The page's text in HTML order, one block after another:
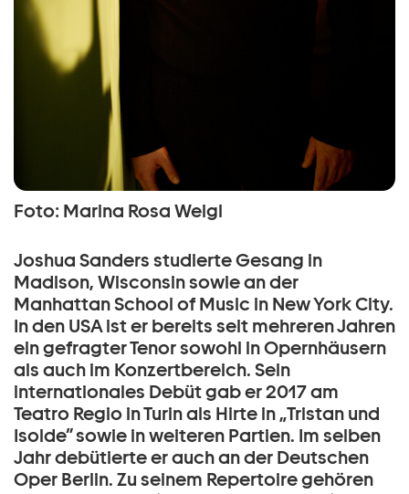
Foto: Marina Rosa Weigl
Joshua Sanders studierte Gesang in
Madison, Wisconsin sowie an der
Manhattan School of Music in New York City.
In den USA ist er bereits seit mehreren Jahren
ein gefragter Tenor sowohl in Opernhäusern
als auch im Konzertbereich. Sein
internationales Debüt gab er 2017 am
Teatro Regio in Turin als Hirte in „Tristan und
Isolde” sowie in weiteren Partien. Im selben
Jahr debütierte er auch an der Deutschen
Oper Berlin. Zu seinem Repertoire gehören